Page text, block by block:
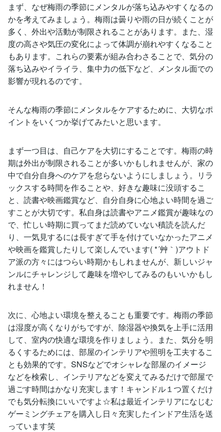
まず、なぜ梅雨の季節にメンタルが落ち込みやすくなるの
かを考えてみましょう。梅雨は曇りや雨の日が続くことが
多く、外出や活動が制限されることがあります。また、湿
度の高さや気圧の変化によって体調が崩れやすくなること
もあります。これらの要素が組み合わさることで、気分の
落ち込みやイライラ、集中力の低下など、メンタル面での
影響が現れるのです。
そんな梅雨の季節にメンタルをケアするために、大切なポ
イントをいくつか挙げてみたいと思います。
まず一つ目は、自己ケアを大切にすることです。梅雨の時
期は外出が制限されることが多いかもしれませんが、家の
中で自分自身へのケアを怠らないようにしましょう。リラ
ックスする時間を作ることや、好きな趣味に没頭するこ
と、読書や映画鑑賞など、自分自身に心地よい時間を過ご
すことが大切です。私自身は読書やアニメ鑑賞が趣味なの
で、忙しい時期に買ってまだ読めていない積読を読んだ
り、一気見するには長すぎて手を付けていなかったアニメ
や映画を鑑賞したりして楽しんでいます( *´艸｀)アウトド
ア派の方々にはつらい時期かもしれませんが、新しいジャ
ンルにチャレンジして趣味を増やしてみるのもいいかもし
れません！
次に、心地よい環境を整えることも重要です。梅雨の季節
は湿度が高くなりがちですが、除湿器や換気を上手に活用
して、室内の快適な環境を作りましょう。また、気分を明
るくするためには、部屋のインテリアや照明を工夫するこ
とも効果的です。SNSなどでオシャレな部屋のイメージ
などを検索し、インテリアなどを変えてみるだけで部屋で
過ごす時間はかなり充実します！キャンドル１つ置くだけ
でも気分転換にいいですよ☆私は最近インテリアになじむ
ゲーミングチェアを購入し日々充実したインドア生活を送
っています笑